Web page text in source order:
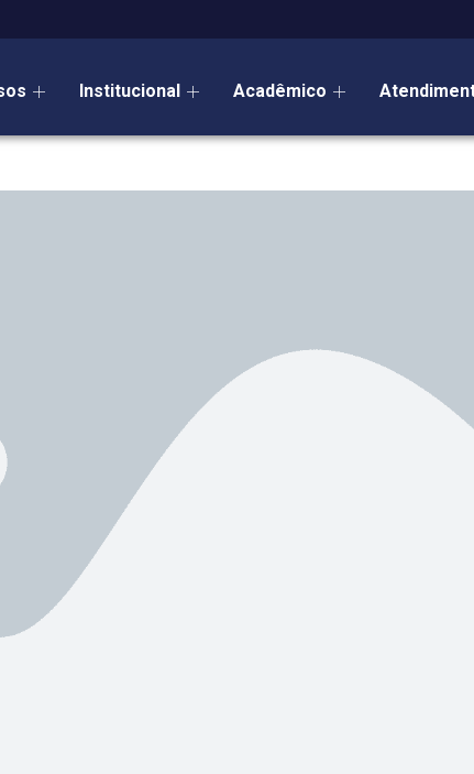
Institucional Acadêmico